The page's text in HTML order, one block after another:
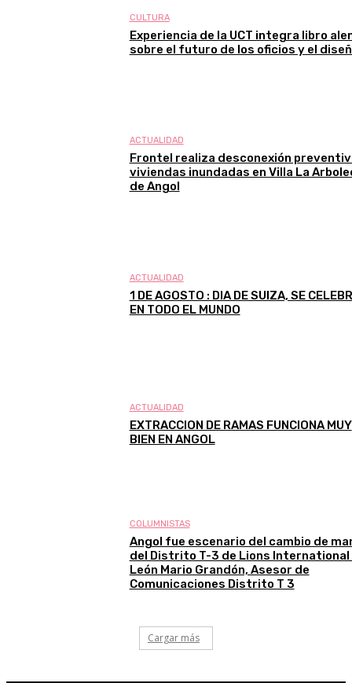
CULTURA
Experiencia de la UCT integra libro
sobre el futuro de los oficios y el
ACTUALIDAD
Frontel realiza desconexión
viviendas inundadas en Villa La
de Angol
ACTUALIDAD
1 DE AGOSTO : DIA DE SUIZA, SE
EN TODO EL MUNDO
ACTUALIDAD
EXTRACCION DE RAMAS FUNCIONA MUY
BIEN EN ANGOL
COLUMNISTAS
Angol fue escenario del cambio de
del Distrito T-3 de Lions International
León Mario Grandón, Asesor de
Comunicaciones Distrito T 3
Cargar más